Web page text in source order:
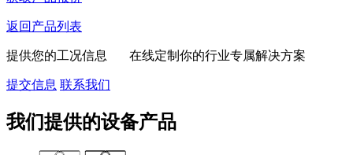
返回产品列表
提供您的工况信息 在线定制你的行业专属解决方案
提交信息 联系我们
我们提供的设备产品